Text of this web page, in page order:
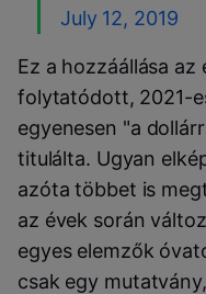
July 12, 2019
Ez a hozzáállása az
folytatódott, 2021-
egyenesen "a
titulálta. Ugyan
azóta többet is
az évek során
egyes elemzők
csak egy